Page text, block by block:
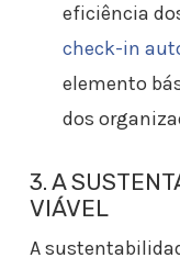
eficiência
check-in
elemento
dos
3. A
VIÁVEL
A